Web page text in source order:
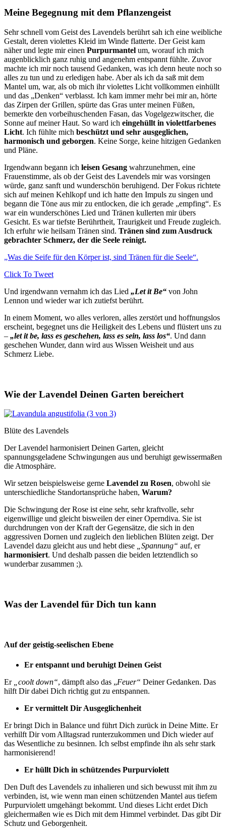
Meine Begegnung mit dem Pflanzengeist
Sehr schnell vom Geist des Lavendels berührt sah ich eine weibliche
Gestalt, deren violettes Kleid im Winde flatterte. Der Geist kam
näher und legte mir einen Purpurmantel um, worauf ich mich
augenblicklich ganz ruhig und angenehm entspannt fühlte. Zuvor
machte ich mir noch tausend Gedanken, was ich denn heute noch so
alles zu tun und zu erledigen habe. Aber als ich da saß mit dem
Mantel um, war, als ob mich ihr violettes Licht vollkommen einhüllt
und das „Denken“ verblasst. Ich kam immer mehr bei mir an, hörte
das Zirpen der Grillen, spürte das Gras unter meinen Füßen,
bemerkte den vorbeihuschenden Fasan, das Vogelgezwitscher, die
Sonne auf meiner Haut. So ward ich eingehüllt in violettfarbenes
Licht. Ich fühlte mich beschützt und sehr ausgeglichen,
harmonisch und geborgen. Keine Sorge, keine hitzigen Gedanken
und Pläne.
Irgendwann begann ich leisen Gesang wahrzunehmen, eine
Frauenstimme, als ob der Geist des Lavendels mir was vorsingen
würde, ganz sanft und wunderschön beruhigend. Der Fokus richtete
sich auf meinen Kehlkopf und ich hatte den Impuls zu singen und
begann die Töne aus mir zu entlocken, die ich gerade „empfing“. Es
war ein wunderschönes Lied und Tränen kullerten mir übers
Gesicht. Es war tiefste Berührtheit, Traurigkeit und Freude zugleich.
Ich erfuhr wie heilsam Tränen sind. Tränen sind zum Ausdruck
gebrachter Schmerz, der die Seele reinigt.
„Was die Seife für den Körper ist, sind Tränen für die Seele“.
Click To Tweet
Und irgendwann vernahm ich das Lied „Let it Be“ von John
Lennon und wieder war ich zutiefst berührt.
In einem Moment, wo alles verloren, alles zerstört und hoffnungslos
erscheint, begegnet uns die Heiligkeit des Lebens und flüstert uns zu
– „let it be, lass es geschehen, lass es sein, lass los“. Und dann
geschehen Wunder, dann wird aus Wissen Weisheit und aus
Schmerz Liebe.
Wie der Lavendel Deinen Garten bereichert
Blüte des Lavendels
Der Lavendel harmonisiert Deinen Garten, gleicht
spannungsgeladene Schwingungen aus und beruhigt gewissermaßen
die Atmosphäre.
Wir setzen beispielsweise gerne Lavendel zu Rosen, obwohl sie
unterschiedliche Standortansprüche haben, Warum?
Die Schwingung der Rose ist eine sehr, sehr kraftvolle, sehr
eigenwillige und gleicht bisweilen der einer Operndiva. Sie ist
durchdrungen von der Kraft der Gegensätze, die sich in den
aggressiven Dornen und zugleich den lieblichen Blüten zeigt. Der
Lavendel dazu gleicht aus und hebt diese
„Spannung“ auf, er
harmonisiert. Und deshalb passen die beiden letztendlich so
wunderbar zusammen ;).
Was der Lavendel für Dich tun kann
Auf der geistig-seelischen Ebene
Er entspannt und beruhigt Deinen Geist
Er
„coolt down“, dämpft also das „Feuer“ Deiner Gedanken. Das
hilft Dir dabei Dich richtig gut zu entspannen.
Er vermittelt Dir Ausgeglichenheit
Er bringt Dich in Balance und führt Dich zurück in Deine Mitte. Er
verhilft Dir vom Alltagsrad runterzukommen und Dich wieder auf
das Wesentliche zu besinnen. Ich selbst empfinde ihn als sehr stark
harmonisierend!
Er hüllt Dich in schützendes Purpurviolett
Den Duft des Lavendels zu inhalieren und sich bewusst mit ihm zu
verbinden, ist, wie wenn man einen schützenden Mantel aus tiefem
Purpurviolett umgehängt bekommt. Und dieses Licht erdet Dich
gleichermaßen wie es Dich mit dem Himmel verbindet. Das gibt Dir
Schutz und Geborgenheit.